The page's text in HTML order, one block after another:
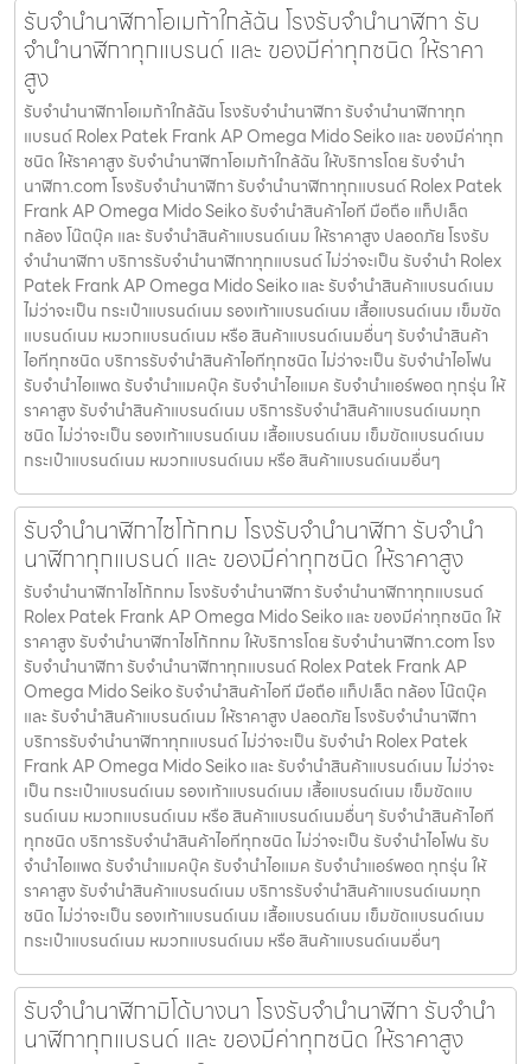
รับจำนำนาฬิกาโอเมก้าใกล้ฉัน โรงรับจำนำนาฬิกา รับ
จำนำนาฬิกาทุกแบรนด์ และ ของมีค่าทุกชนิด ให้ราคา
สูง
รับจำนำนาฬิกาโอเมก้าใกล้ฉัน โรงรับจำนำนาฬิกา รับจำนำนาฬิกาทุก
แบรนด์ Rolex Patek Frank AP Omega Mido Seiko และ ของมีค่าทุก
ชนิด ให้ราคาสูง รับจำนำนาฬิกาโอเมก้าใกล้ฉัน ให้บริการโดย รับจํานํา
นาฬิกา.com โรงรับจำนำนาฬิกา รับจำนำนาฬิกาทุกแบรนด์ Rolex Patek
Frank AP Omega Mido Seiko รับจำนำสินค้าไอที มือถือ แท็ปเล็ต
กล้อง โน๊ตบุ๊ค และ รับจำนำสินค้าแบรนด์เนม ให้ราคาสูง ปลอดภัย โรงรับ
จำนำนาฬิกา บริการรับจำนำนาฬิกาทุกแบรนด์ ไม่ว่าจะเป็น รับจำนำ Rolex
Patek Frank AP Omega Mido Seiko และ รับจำนำสินค้าแบรนด์เนม
ไม่ว่าจะเป็น กระเป๋าแบรนด์เนม รองเท้าแบรนด์เนม เสื้อแบรนด์เนม เข็มขัด
แบรนด์เนม หมวกแบรนด์เนม หรือ สินค้าแบรนด์เนมอื่นๆ รับจำนำสินค้า
ไอทีทุกชนิด บริการรับจำนำสินค้าไอทีทุกชนิด ไม่ว่าจะเป็น รับจำนำไอโฟน
รับจำนำไอแพด รับจำนำแมคบุ๊ค รับจำนำไอแมค รับจำนำแอร์พอต ทุกรุ่น ให้
ราคาสูง รับจำนำสินค้าแบรนด์เนม บริการรับจำนำสินค้าแบรนด์เนมทุก
ชนิด ไม่ว่าจะเป็น รองเท้าแบรนด์เนม เสื้อแบรนด์เนม เข็มขัดแบรนด์เนม
กระเป๋าแบรนด์เนม หมวกแบรนด์เนม หรือ สินค้าแบรนด์เนมอื่นๆ
รับจำนำนาฬิกาไซโก้กทม โรงรับจำนำนาฬิกา รับจำนำ
นาฬิกาทุกแบรนด์ และ ของมีค่าทุกชนิด ให้ราคาสูง
รับจำนำนาฬิกาไซโก้กทม โรงรับจำนำนาฬิกา รับจำนำนาฬิกาทุกแบรนด์
Rolex Patek Frank AP Omega Mido Seiko และ ของมีค่าทุกชนิด ให้
ราคาสูง รับจำนำนาฬิกาไซโก้กทม ให้บริการโดย รับจํานํานาฬิกา.com โรง
รับจำนำนาฬิกา รับจำนำนาฬิกาทุกแบรนด์ Rolex Patek Frank AP
Omega Mido Seiko รับจำนำสินค้าไอที มือถือ แท็ปเล็ต กล้อง โน๊ตบุ๊ค
และ รับจำนำสินค้าแบรนด์เนม ให้ราคาสูง ปลอดภัย โรงรับจำนำนาฬิกา
บริการรับจำนำนาฬิกาทุกแบรนด์ ไม่ว่าจะเป็น รับจำนำ Rolex Patek
Frank AP Omega Mido Seiko และ รับจำนำสินค้าแบรนด์เนม ไม่ว่าจะ
เป็น กระเป๋าแบรนด์เนม รองเท้าแบรนด์เนม เสื้อแบรนด์เนม เข็มขัดแบ
รนด์เนม หมวกแบรนด์เนม หรือ สินค้าแบรนด์เนมอื่นๆ รับจำนำสินค้าไอที
ทุกชนิด บริการรับจำนำสินค้าไอทีทุกชนิด ไม่ว่าจะเป็น รับจำนำไอโฟน รับ
จำนำไอแพด รับจำนำแมคบุ๊ค รับจำนำไอแมค รับจำนำแอร์พอต ทุกรุ่น ให้
ราคาสูง รับจำนำสินค้าแบรนด์เนม บริการรับจำนำสินค้าแบรนด์เนมทุก
ชนิด ไม่ว่าจะเป็น รองเท้าแบรนด์เนม เสื้อแบรนด์เนม เข็มขัดแบรนด์เนม
กระเป๋าแบรนด์เนม หมวกแบรนด์เนม หรือ สินค้าแบรนด์เนมอื่นๆ
รับจำนำนาฬิกามิโด้บางนา โรงรับจำนำนาฬิกา รับจำนำ
นาฬิกาทุกแบรนด์ และ ของมีค่าทุกชนิด ให้ราคาสูง